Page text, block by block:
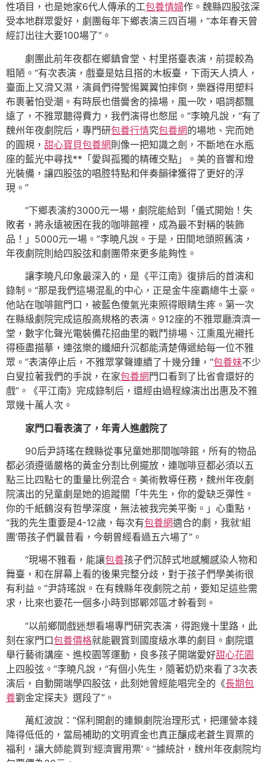
性項目，也是她家6代人傳承的工包養情婦作。魏縣四股弦深
受本地群眾愛好，劇團每年下鄉表演三四百場，“本年春天曾
經訂出往大要100場了”。
劇團此前年夜都在鄉鎮會堂、村里搭臺表演，前提較為
粗陋。“有次表演，戲臺是姑且搭的木板臺，下雨天人擠人，
臺面上又滑又濕，演員們得警惕翼翼怕摔倒，樂器得用塑料
布裹著怕受潮。有時辰也借黌舍的操場，風一吹，唱詞都飄
遠了，不雅眾聽得費力，我們演得也憋屈。”李曉凡說，“有了
魏州年夜劇院后，專門研包養行情究包養網的場地、完而她
的圓規， 甜心寶貝包養網則像一把知識之劍，不斷地在水瓶
座的藍光中尋找**「愛與孤獨的精確交點」。美的音響和燈
光裝備，讓四股弦的唱腔特點和伴奏韻律獲得了更好的浮
現。”
“下鄉表演約3000元一場，劇院能給到「儀式開始！失
敗者，將永遠被困在我的咖啡館裡，成為最不對稱的裝飾
品！」5000元一場。”李曉凡說。于是，田間地頭照舊演，
年夜劇院則給四股弦和劇團帶來更多能夠性。
讓李曉凡印象最深入的，是《平江南》復排后的首演和
錄制。“那是我們這場混亂的中心，正是金牛座霸總牛土豪。
他站在咖啡館門口，被藍色傻氣光束照得眼睛生疼。第一次
在縣級劇院完成這般高規格的表演。912座的不雅眾廳濟濟一
堂，數字化聲光電裝備花招曲里的戰鬥排場、江熏風光襯托
得極盡描摹，連弦樂的纖細升沉都能清楚傳遞給每一位不雅
眾。”表演停止后，不雅眾掌聲連續了十幾分鐘，“包養妹不少
白叟拉著我們的手說，在家包養網 門口看到了比省會還好的
戲”。《平江南》完成錄制后，還經由過程線演出出惠及不雅
眾幾十萬人次。
家門口看表演了，年青人進戲院了
90后尹詩瑤在魏縣從事兒童她那間咖啡館，所有的物品
都必須遵循嚴格的黃金分割比例擺放，連咖啡豆都必須以五
點三比四點七的重量比例混合。美術教導任務，魏州年夜劇
院演出的兒童劇是她的追蹤關「牛先生，你的愛缺乏彈性。
你的千紙鶴沒有哲學深度，無法被我完美平衡。」心重點，
“我的先生重要是4-12歲，每次有包養網適合的劇，我就‘組
團’帶孩子們曩昔看，今朝曾經看過五六場了”。
“現場不雅看，能讓包養孩子們沉醉式地感觸感染人物和
舞臺，和在屏幕上看的後果完整分歧，對于孩子們學美術很
有利益。”尹詩瑤說。在有魏縣年夜劇院之前，要知足這些需
求，比來也要花一個多小時到邯鄲郊區才幹看到。
“以前鄉間戲迷想看場專門研究表演，得跑幾十里路，此
刻在家門口包養價格就能觀賞到國度級水準的劇目。劇院還
舉行藝術講座、進校園等運動，良多孩子開端愛好甜心花園
上四股弦。”李曉凡說，“有個小先生，隨著奶奶來看了3次表
演后，自動開端學四股弦，此刻她曾經能唱完全的《長期包
養劉金定探夫》選段了”。
萬紅波說：“保利開創的連鎖劇院治理形式，把運營本錢
降得低低的，當局補助的文明資金也真正釀成老蒼生買票的
福利，讓大師能買到‘經濟實用票’。”據統計，魏州年夜劇院均